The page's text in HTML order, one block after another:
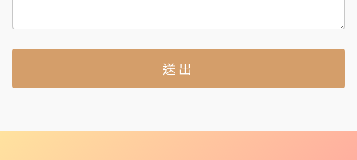
送出